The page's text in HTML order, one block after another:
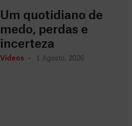
Um quotidiano de
medo, perdas e
incerteza
Vídeos 1 Agosto, 2026